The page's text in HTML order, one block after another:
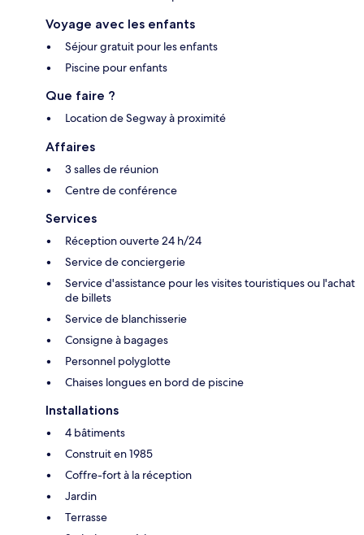
Voyage avec les enfants
Séjour gratuit pour les enfants
Piscine pour enfants
Que faire ?
Location de Segway à proximité
Affaires
3 salles de réunion
Centre de conférence
Services
Réception ouverte 24 h/24
Service de conciergerie
Service d'assistance pour les visites touristiques ou l'achat
de billets
Service de blanchisserie
Consigne à bagages
Personnel polyglotte
Chaises longues en bord de piscine
Installations
4 bâtiments
Construit en 1985
Coffre-fort à la réception
Jardin
Terrasse